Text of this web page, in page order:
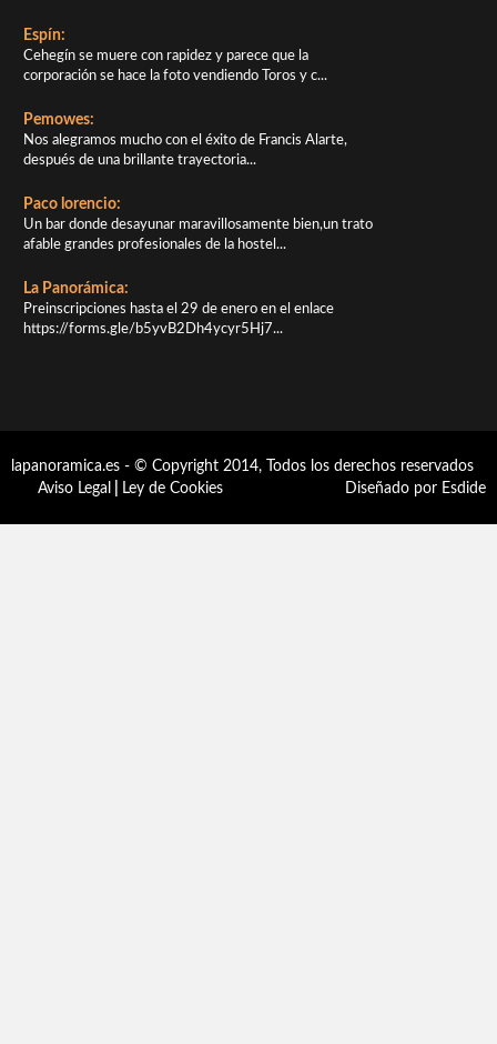
Espín:
Cehegín se muere con rapidez y parece que la
corporación se hace la foto vendiendo Toros y c...
Pemowes:
Nos alegramos mucho con el éxito de Francis Alarte,
después de una brillante trayectoria...
Paco lorencio:
Un bar donde desayunar maravillosamente bien,un trato
afable grandes profesionales de la hostel...
La Panorámica:
Preinscripciones hasta el 29 de enero en el enlace
https://forms.gle/b5yvB2Dh4ycyr5Hj7...
lapanoramica.es - © Copyright 2014, Todos los derechos reservados
Aviso Legal
Ley de Cookies Diseñado por Esdide